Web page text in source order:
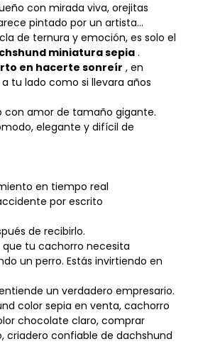
con mirada viva, orejitas
pintado por un artista…
de ternura y emoción, es solo el
miniatura sepia .
en hacerte sonreír , en
tu lado como si llevara años
con amor de tamaño gigante.
elegante y difícil de
en tiempo real
por escrito
de recibirlo.
tu cachorro necesita
un perro. Estás invirtiendo en
un verdadero empresario.
color sepia en venta, cachorro
chocolate claro, comprar
criadero confiable de dachshund